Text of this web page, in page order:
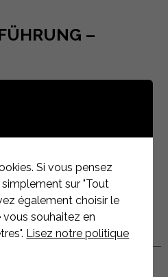
–
PREIS ZU SEHEN
Si vous pensez
sur "Tout
également choisir le
souhaitez en
Lisez notre politique